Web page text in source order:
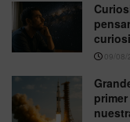
09/08/